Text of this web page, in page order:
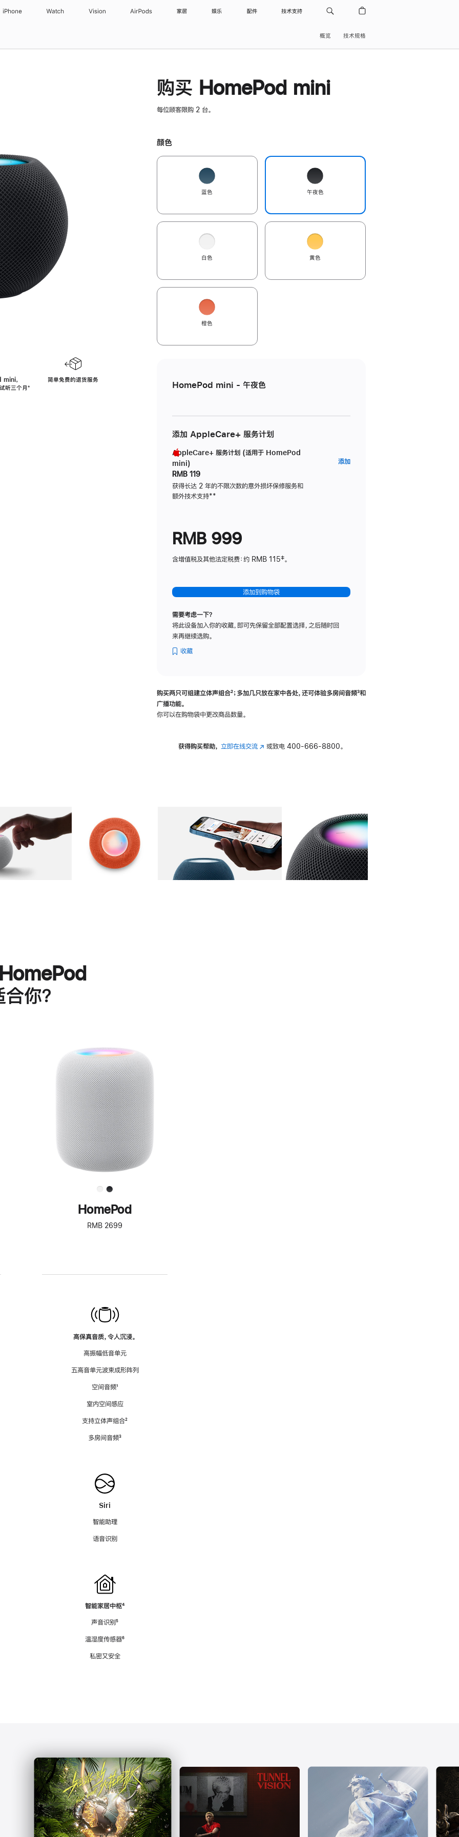
iPhone Watch Vision AirPods 家居 娱乐 配件 技术支持
概览 技术规格
，
听三个月脚
⁺
简单免费的退货服务
购买 HomePod mini
每位顾客限购 2 台。
颜色
蓝色 午夜色
白色 黄色
橙色
HomePod mini - 午夜色
添加 AppleCare+ 服务计划
AppleCare+ 服务计划 (适用于 HomePod
mini)
RMB 119
获得长达 2 年的不限次数的意外损坏保修服务和
额外技术支持脚
**
添加AppleCare+
RMB 999
含增值税及其他法定税费：约 RMB 115‡。
添加到购物袋
需要考虑一下？
将此设备加入你的收藏，即可先保留全部配置选择，之后随时回
来再继续选购。
收藏
购买两只可组建立体声组合脚
²；多加几只放在家中各处，还可体验多‍房‍间音频脚
³和
广播功能。
你可以在购物袋中更改商品数量。
获得购买帮助， 立即在线交流(在 或致电 400-666-8800。
图库 图像 图库 图像 图库 图像 4 图库 图像 5
你？
进
一
步
了
解
HomePod<
HomePod
RMB 2699
高保真音质，令人沉浸。
高振幅低音单元
五高音单元波束成形阵列
空间音频脚
¹
室内空间感应
支持立体声组合脚
²
多房间音频脚
³
Siri
智能助理
语音识别
智能家居中枢脚
⁴
声音识别脚
⁵
温湿度传感器脚
⁶
私密又安全